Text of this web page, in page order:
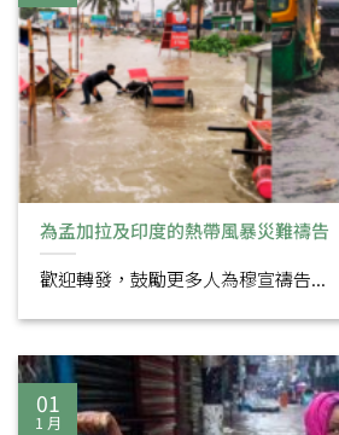
為孟加拉及印度的熱帶風暴災難禱告
歡迎轉發，鼓勵更多人為穆宣禱告...
01
1 月